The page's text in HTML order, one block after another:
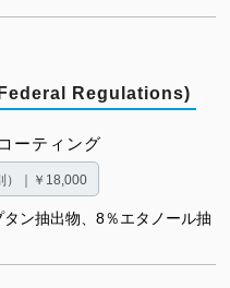
Regulations)
ーティング
）｜￥18,000
ン抽出物、8％エタノール抽